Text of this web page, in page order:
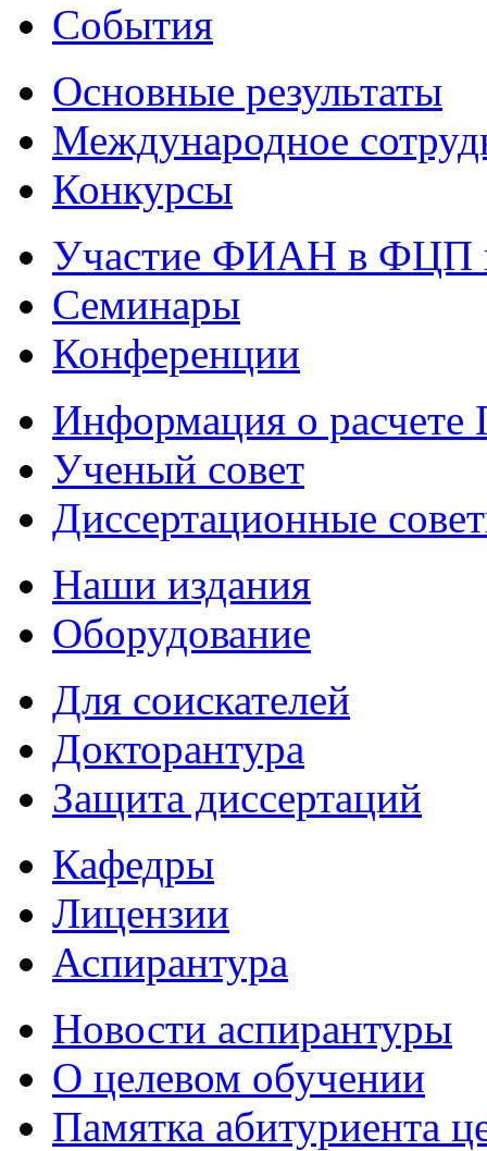
События
Основные результаты
Международное
Конкурсы
Участие ФИАН в ФЦП
Семинары
Конференции
Информация о
Ученый совет
Диссертационные
Наши издания
Оборудование
Для соискателей
Докторантура
Защита диссертаций
Кафедры
Лицензии
Аспирантура
Новости аспирантуры
О целевом обучении
Памятка абитуриента